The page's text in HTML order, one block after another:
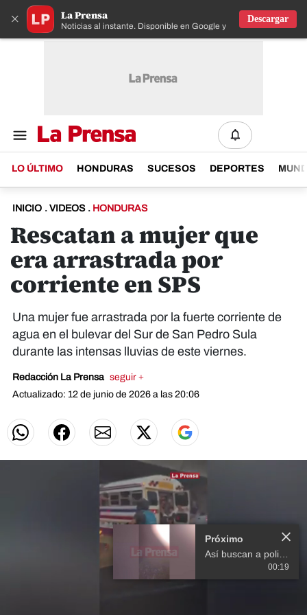
× La Prensa
Noticias al instante. Disponible en Google y IOS
Descargar
LO ÚLTIMO HONDURAS SUCESOS DEPORTES
INICIO . VIDEOS . HONDURAS
Rescatan a mujer que
era arrastrada por
corriente en SPS
Una mujer fue arrastrada por la fuerte corriente de
agua en el bulevar del Sur de San Pedro Sula
durante las intensas lluvias de este viernes.
Redacción La Prensa seguir +
Actualizado: 12 de junio de 2026 a las 20:06
00:19
Así buscan a policía y
menor que fueron
arrastrados por fuerte